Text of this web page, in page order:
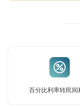
百分比利率转民间